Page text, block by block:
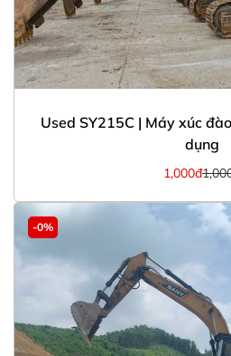
Used SY215C | Máy xúc
dụng
1,000đ
-0%